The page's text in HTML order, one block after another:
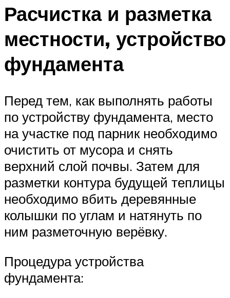
Расчистка и разметка
местности, устройство
фундамента
Перед тем, как выполнять работы
по устройству фундамента, место
на участке под парник необходимо
очистить от мусора и снять
верхний слой почвы. Затем для
разметки контура будущей теплицы
необходимо вбить деревянные
колышки по углам и натянуть по
ним разметочную верёвку.
Процедура устройства
фундамента: